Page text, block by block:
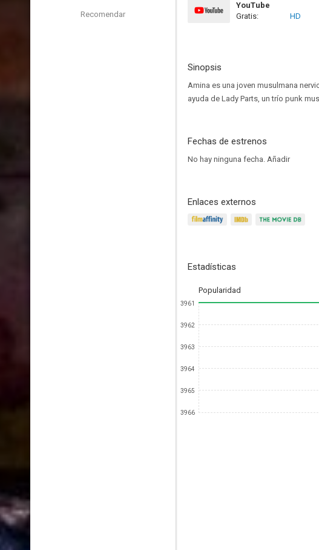
Recomendar
YouTube
Gratis:
HD
Sinopsis
Amina es una joven musulmana
ayuda de Lady Parts, un trío punk
Fechas de estrenos
No hay ninguna fecha. Añadir
Enlaces externos
Estadísticas
Popularidad
3961
3962
3963
3964
3965
3966